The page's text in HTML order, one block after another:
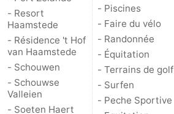
- Resort
Haamstede
- Résidence 't Hof
van Haamstede
- Schouwen
- Schouwse
Valleien
- Soeten Haert
- Piscines
- Faire du vélo
- Randonnée
- Équitation
- Terrains de golf
- Surfen
- Peche Sportive